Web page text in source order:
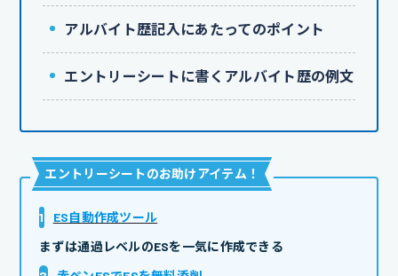
アルバイト歴記入にあたってのポイント
エントリーシートに書くアルバイト歴の例文
エントリーシートのお助けアイテム ！
1
ES自動作成ツール
まずは通過レベルのESを一気に作成できる